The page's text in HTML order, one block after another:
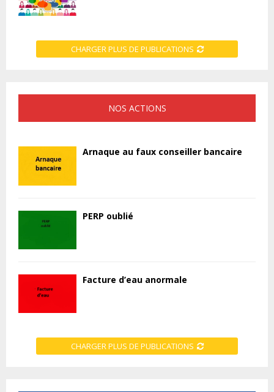
CHARGER PLUS DE PUBLICATIONS
NOS ACTIONS
Arnaque au faux conseiller bancaire
PERP oublié
Facture d’eau anormale
CHARGER PLUS DE PUBLICATIONS